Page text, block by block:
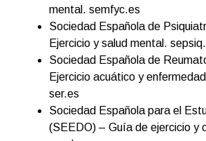
mental. semfyc.es
Sociedad Española de
Ejercicio y salud mental.
Sociedad Española de
Ejercicio acuático y
ser.es
Sociedad Española para el
(SEEDO) – Guía de ejercicio y